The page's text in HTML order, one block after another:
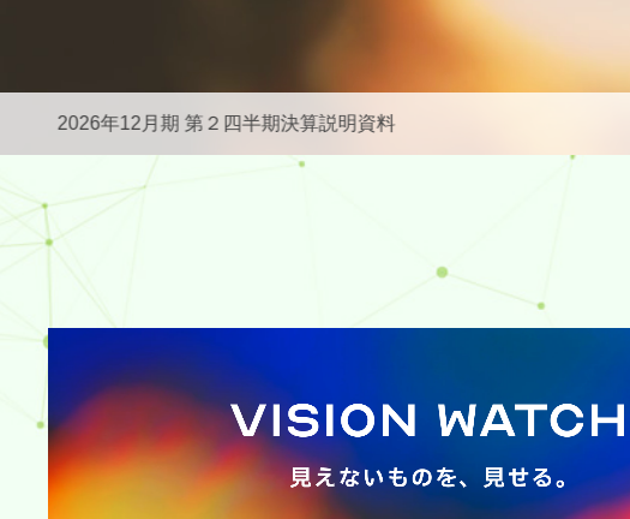
2026年12月期 第２四半期決算説明資料